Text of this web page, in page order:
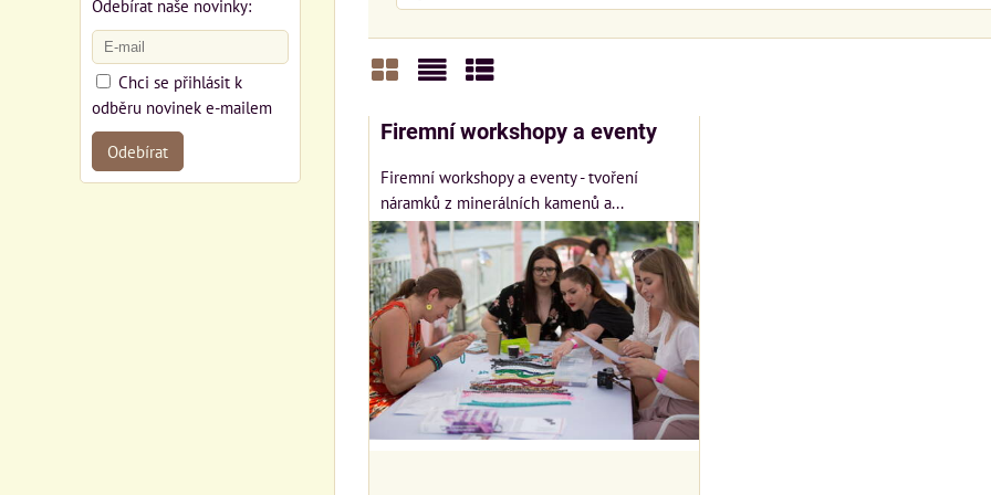
Mřížka
Firemní workshopy a eventy
Firemní workshopy a eventy - tvoření
náramků z minerálních kamenů a...
Odebírat naše novinky:
Chci se přihlásit k
odběru novinek e-mailem
Odebírat